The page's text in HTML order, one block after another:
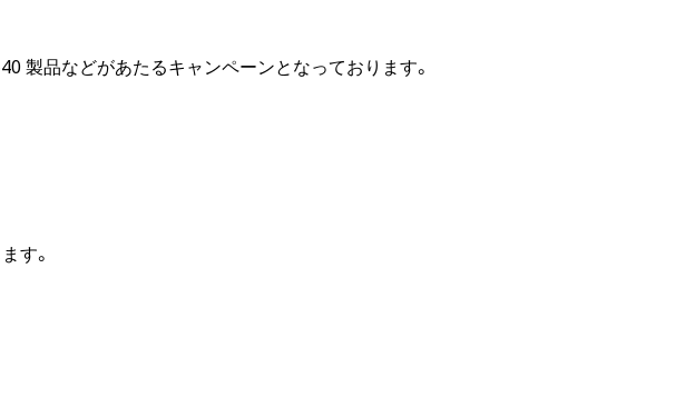
製品などがあたるキャンペーンとなっております。
す。